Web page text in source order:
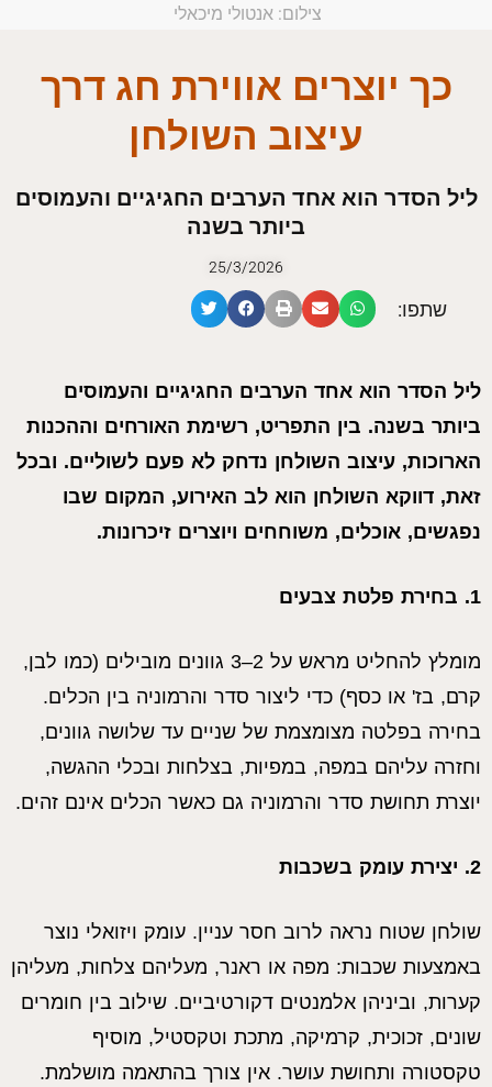
צילום: אנטולי מיכאלי
כך יוצרים אווירת חג דרך
עיצוב השולחן
ליל הסדר הוא אחד הערבים החגיגיים והעמוסים
ביותר בשנה
25/3/2026
שתפו:
ליל הסדר הוא אחד הערבים החגיגיים והעמוסים
ביותר בשנה. בין התפריט, רשימת האורחים וההכנות
הארוכות, עיצוב השולחן נדחק לא פעם לשוליים. ובכל
זאת, דווקא השולחן הוא לב האירוע, המקום שבו
נפגשים, אוכלים, משוחחים ויוצרים זיכרונות.
1. בחירת פלטת צבעים
מומלץ להחליט מראש על 2–3 גוונים מובילים (כמו לבן,
קרם, בז' או כסף) כדי ליצור סדר והרמוניה בין הכלים.
בחירה בפלטה מצומצמת של שניים עד שלושה גוונים,
וחזרה עליהם במפה, במפיות, בצלחות ובכלי ההגשה,
יוצרת תחושת סדר והרמוניה גם כאשר הכלים אינם זהים.
2. יצירת עומק בשכבות
שולחן שטוח נראה לרוב חסר עניין. עומק ויזואלי נוצר
באמצעות שכבות: מפה או ראנר, מעליהם צלחות, מעליהן
קערות, וביניהן אלמנטים דקורטיביים. שילוב בין חומרים
שונים, זכוכית, קרמיקה, מתכת וטקסטיל, מוסיף
טקסטורה ותחושת עושר. אין צורך בהתאמה מושלמת.